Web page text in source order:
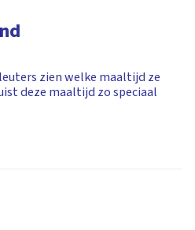
zien welke maaltijd ze
deze maaltijd zo speciaal